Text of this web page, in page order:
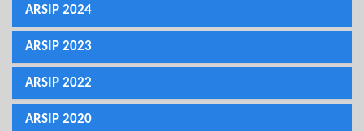
ARSIP 2024
ARSIP 2023
ARSIP 2022
ARSIP 2020